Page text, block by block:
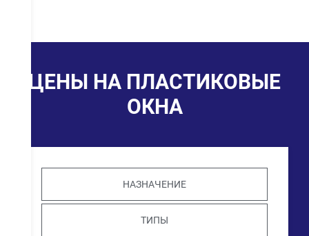
ЦЕНЫ НА ПЛАСТИКОВЫЕ
ОКНА
НАЗНАЧЕНИЕ
ТИПЫ